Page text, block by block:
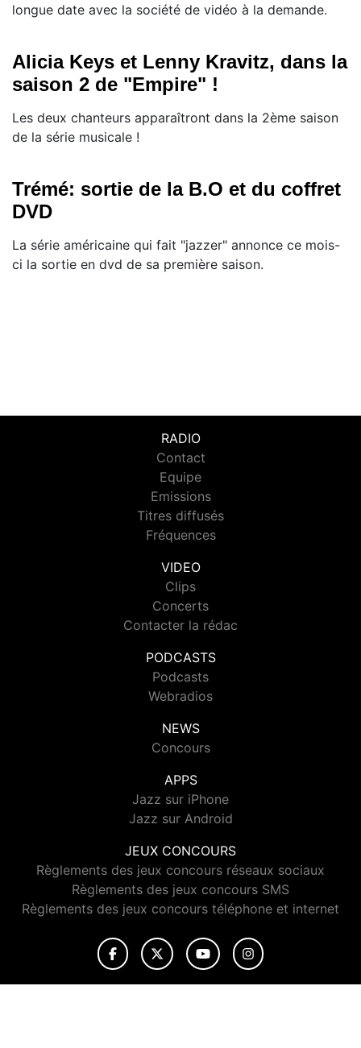
longue date avec la société de vidéo à la demande.
Alicia Keys et Lenny Kravitz, dans la
saison 2 de "Empire" !
Les deux chanteurs apparaîtront dans la 2ème saison
de la série musicale !
Trémé: sortie de la B.O et du coffret
DVD
La série américaine qui fait "jazzer" annonce ce mois-
ci la sortie en dvd de sa première saison.
RADIO
Contact
Equipe
Emissions
Titres diffusés
Fréquences
VIDEO
Clips
Concerts
Contacter la rédac
PODCASTS
Podcasts
Webradios
NEWS
Concours
APPS
Jazz sur iPhone
Jazz sur Android
JEUX CONCOURS
Règlements des jeux concours réseaux sociaux
Règlements des jeux concours SMS
Règlements des jeux concours téléphone et internet